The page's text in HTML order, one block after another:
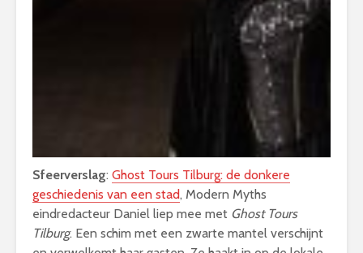
Sfeerverslag: Ghost Tours Tilburg: de donkere
geschiedenis van een stad, Modern Myths
eindredacteur Daniel liep mee met Ghost Tours
Tilburg. Een schim met een zwarte mantel verschijnt